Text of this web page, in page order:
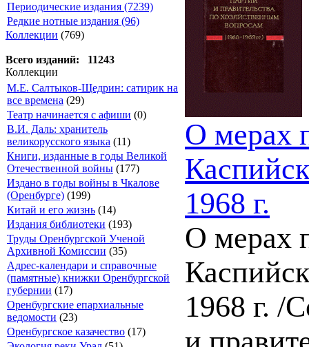
Периодические издания (7239)
Редкие нотные издания (96)
Коллекции (769)
Всего изданий: 11243
Коллекции
М.Е. Салтыков-Щедрин: сатирик на
все времена (29)
Театр начинается с афиши (0)
В.И. Даль: хранитель
великорусского языка (11)
Книги, изданные в годы Великой
Отечественной войны (177)
Издано в годы войны в Чкалове
(Оренбурге) (199)
Китай и его жизнь (14)
Издания библиотеки (193)
Труды Оренбургской Ученой
Архивной Комиссии (35)
Адрес-календари и справочные
(памятные) книжки Оренбургской
губернии (17)
Оренбургские епархиальные
ведомости (23)
Оренбургское казачество (17)
О мерах
1968 г.
О мерах
1968 г. /